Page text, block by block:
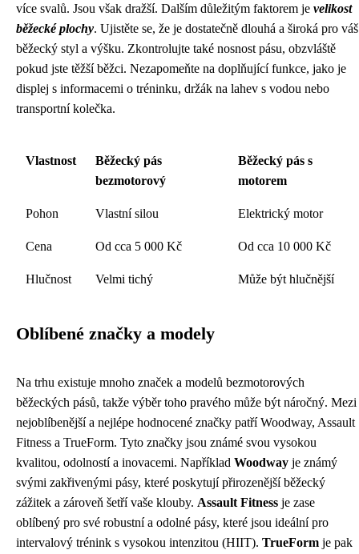
více svalů. Jsou však dražší. Dalším důležitým faktorem je velikost
běžecké plochy. Ujistěte se, že je dostatečně dlouhá a široká pro váš
běžecký styl a výšku. Zkontrolujte také nosnost pásu, obzvláště
pokud jste těžší běžci. Nezapomeňte na doplňující funkce, jako je
displej s informacemi o tréninku, držák na lahev s vodou nebo
transportní kolečka.
Vlastnost
Běžecký pás
bezmotorový
Běžecký pás s
motorem
Pohon Vlastní silou Elektrický motor
Cena Od cca 5 000 Kč Od cca 10 000 Kč
Hlučnost Velmi tichý Může být hlučnější
Oblíbené značky a modely
Na trhu existuje mnoho značek a modelů bezmotorových
běžeckých pásů, takže výběr toho pravého může být náročný. Mezi
nejoblíbenější a nejlépe hodnocené značky patří Woodway, Assault
Fitness a TrueForm. Tyto značky jsou známé svou vysokou
kvalitou, odolností a inovacemi. Například Woodway je známý
svými zakřivenými pásy, které poskytují přirozenější běžecký
zážitek a zároveň šetří vaše klouby. Assault Fitness je zase
oblíbený pro své robustní a odolné pásy, které jsou ideální pro
intervalový trénink s vysokou intenzitou (HIIT). TrueForm je pak